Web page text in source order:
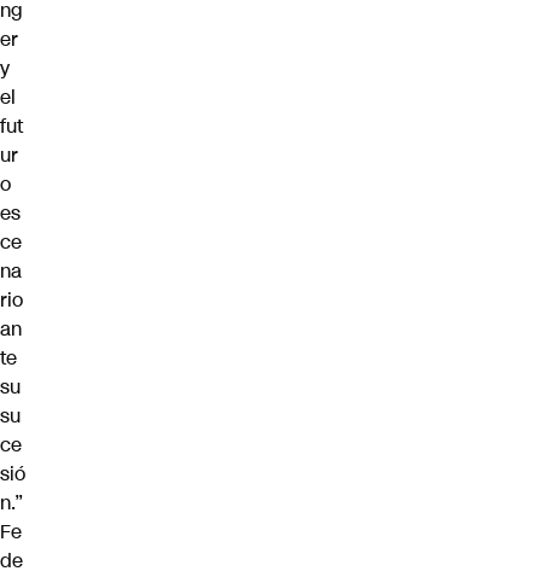
ng
er
y
el
fut
ur
o
es
ce
na
rio
an
te
su
su
ce
sió
n.”
Fe
de